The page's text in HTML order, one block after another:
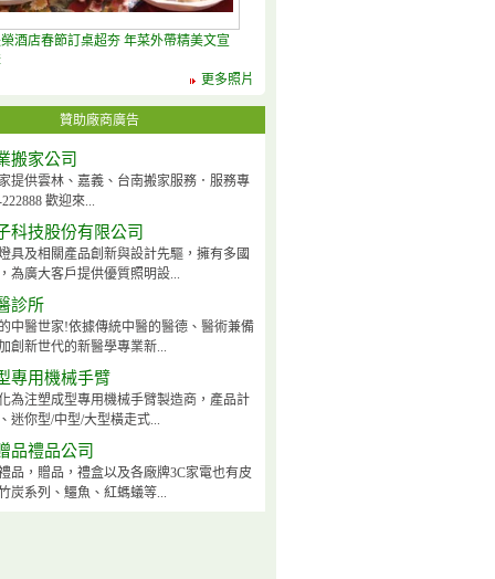
酒店春節訂桌超夯 年菜外帶精美文宣
更多照片
贊助廠商廣告
搬家公司
提供雲林、嘉義、台南搬家服務．服務專
歡迎來...
科技股份有限公司
具及相關產品創新與設計先驅，擁有多國
為廣大客戶提供優質照明設...
診所
中醫世家!依據傳統中醫的醫德、醫術兼備
創新世代的新醫學專業新...
專用機械手臂
為注塑成型專用機械手臂製造商，產品計
迷你型/中型/大型橫走式...
品禮品公司
品，贈品，禮盒以及各廠牌3C家電也有皮
炭系列、鱷魚、紅螞蟻等...